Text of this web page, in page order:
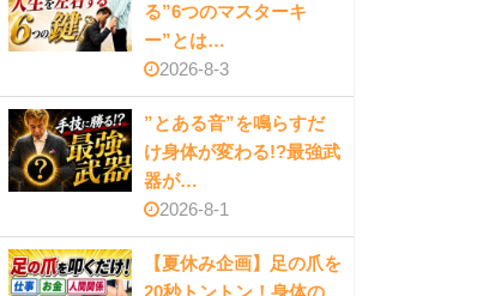
る”6つのマスターキ
ー”とは…
2026-8-3
”とある音”を鳴らすだ
け身体が変わる!?最強武
器が…
2026-8-1
【夏休み企画】足の爪を